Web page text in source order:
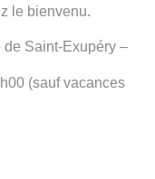
le bienvenu.
de Saint-Exupéry –
(sauf vacances